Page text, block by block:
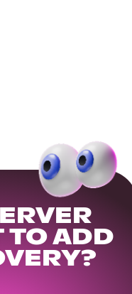
TO ADD